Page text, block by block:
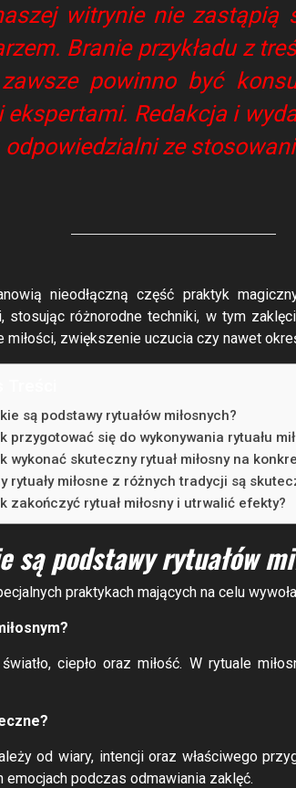
witrynie nie zastąpią
Branie przykładu z
powinno być
Redakcja i
ze
nieodłączną część praktyk
stosując różnorodne techniki, w tym
miłości, zwiększenie uczucia czy nawet
są podstawy rytuałów miłosnych?
przygotować się do wykonywania rytuału
wykonać skuteczny rytuał miłosny na
rytuały miłosne z różnych tradycji są
zakończyć rytuał miłosny i utrwalić efekty?
są podstawy rytuałów
praktykach mających na celu
ciepło oraz miłość. W rytuale
od wiary, intencji oraz właściwego
podczas odmawiania zaklęć.